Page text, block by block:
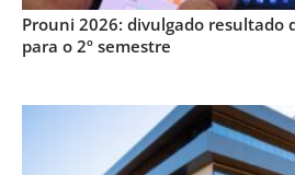
Prouni 2026: divulgado resultado
para o 2º semestre